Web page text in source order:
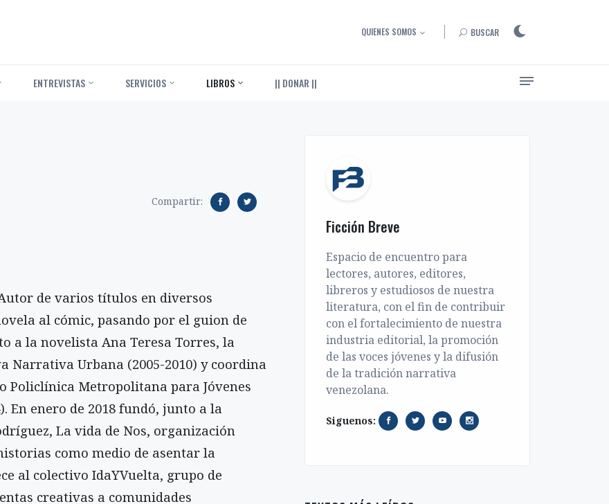
QUIENES SOMOS BUSCAR
ENTREVISTAS SERVICIOS LIBROS || DONAR ||
Compartir:
de varios títulos en diversos
al cómic, pasando por el guion de
a la novelista Ana Teresa Torres, la
Narrativa Urbana (2005-2010) y coordina
Policlínica Metropolitana para Jóvenes
En enero de 2018 fundó, junto a la
La vida de Nos, organización
como medio de asentar la
al colectivo IdaYVuelta, grupo de
creativas a comunidades
Ficción Breve
Espacio de encuentro para
lectores, autores, editores,
libreros y estudiosos de nuestra
literatura, con el fin de contribuir
con el fortalecimiento de nuestra
industria editorial, la promoción
de las voces jóvenes y la difusión
de la tradición narrativa
venezolana.
Siguenos: